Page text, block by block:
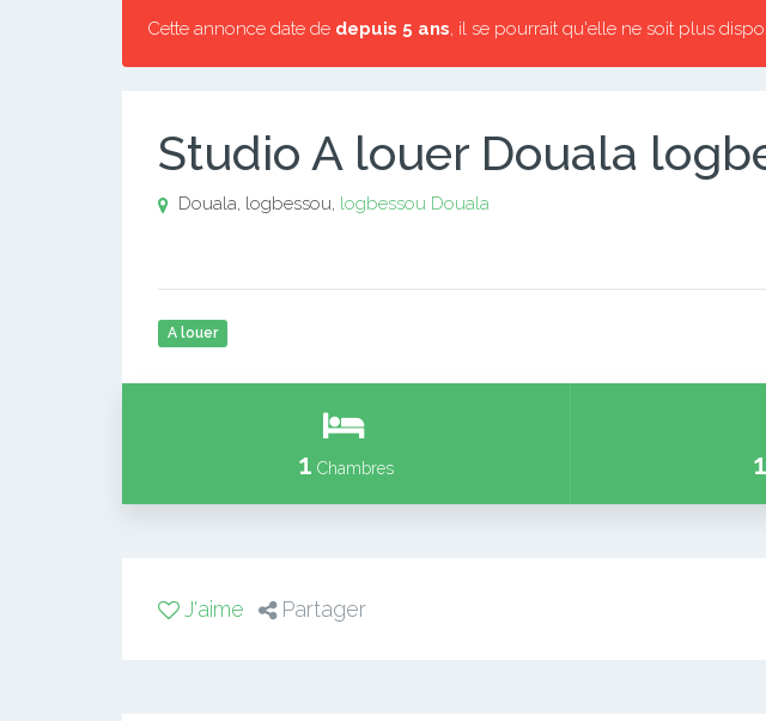
Cette annonce date de depuis 5 ans, il se pourrait qu'elle ne soit plus
Studio A louer Douala
Douala, logbessou, logbessou Douala
A louer
1 Chambres 1
J'aime Partager